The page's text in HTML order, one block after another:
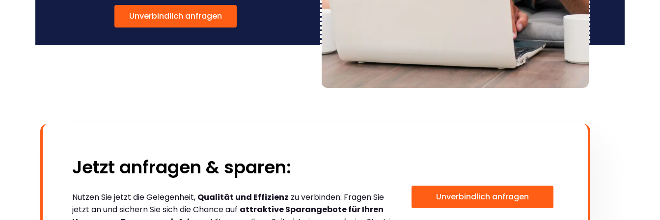
Unverbindlich anfragen
Jetzt anfragen & sparen:
Nutzen Sie jetzt die Gelegenheit, Qualität und Effizienz zu verbinden: Fragen Sie
jetzt an und sichern Sie sich die Chance auf attraktive Sparangebote für Ihren
Unverbindlich anfragen